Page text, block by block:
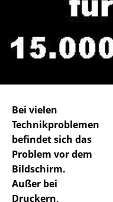
Bei vielen
Technikproblemen
befindet sich das
Problem vor dem
Bildschirm.
Außer bei
Druckern,